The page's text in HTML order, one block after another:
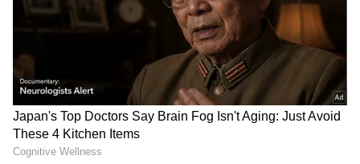
Sullia: ಆಟವಾಡುತ್ತಿದ್ದ ಅವಳಿ ಮಕ್ಕಳ ಮೇಲೆ ಯಮನ
ಕಣ್ಣು: ಕೆರೆಗೆ ಬಿದ್ದು ಇಬ್ಬರು ಸಾವು!